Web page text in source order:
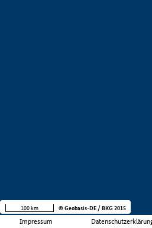
Impressum
100 km © Geobasis-DE / BKG 2015